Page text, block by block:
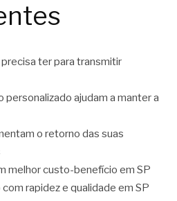
ter para transmitir
personalizado ajudam a manter a
o retorno das suas
melhor custo-benefício em SP
rapidez e qualidade em SP